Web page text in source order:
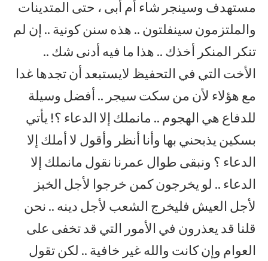
مستهدف وسينجر شاء أم أبى ، حتى المتدينات
والملتزمون سينفلتون .. هذه سنن كونية .. إن لم
تنكر المنكر أخذك .. هذا ما فيه أدنى شك ..
الأخت التي في التحفيظ لايستبعد أن تجدها غدا
مع هؤلاء لأن من سكت سيجر .. أفضل وسيلة
للدفاع هي الهجوم .. مانملك إلا الدعاء ؟! يأتي
بسكين يذبحني بها وأنا أنظر وأقول لا أملك إلا
الدعاء ؟ ونبقى طوال عمرنا نقول مانملك إلا
الدعاء .. لو يخرجون كمن خرجوا لأجل الخبز
لأجل العيش فليخرج الشعب لأجل دينه .. نحن
قلنا قد يعذرون في الأمور التي قد تخفى على
العوام وإن كانت والله غير خافية .. لكن تقول